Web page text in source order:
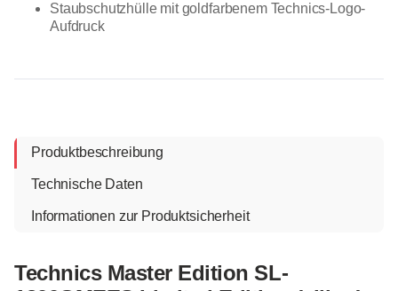
Staubschutzhülle mit goldfarbenem Technics-Logo-
Aufdruck
Produktbeschreibung
Technische Daten
Informationen zur Produktsicherheit
Technics Master Edition SL-